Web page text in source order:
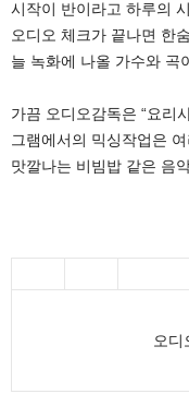
시작이 반이라고 하루의
오디오 체크가 끝나면 한
늘 녹화에 나올 가수와 곡
가끔 오디오감독은 “요리
그램에서의 믹싱작업은
맛깔나는 비빔밥 같은 음
오디